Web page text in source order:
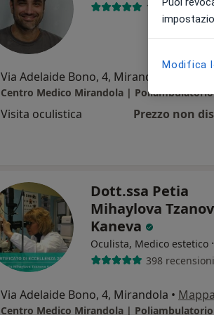
109 recensioni
Via Adelaide Bono, 4, Mirandola
Centro Medico Mirandola |
Visita oculistica Prezzo non
Dott.ssa Petia
Mihaylova
Kaneva
Oculista, Medico estetico ·
398 recensioni
Via Adelaide Bono, 4, Mirandola • Mappa
Centro Medico Mirandola |
Modifica